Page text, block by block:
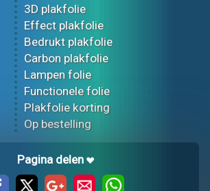
3D plakfolie
Effect plakfolie
Bedrukt plakfolie
Carbon plakfolie
Lampen folie
Functionele folie
Plakfolie korting
Op bestelling
Pagina delen